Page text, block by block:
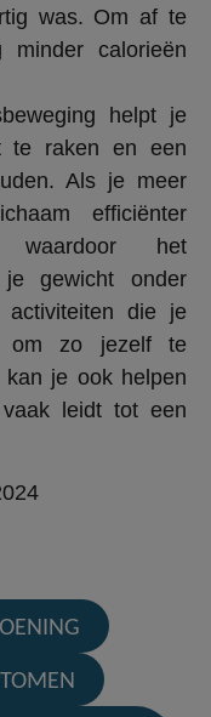
was. Om af te
calorieën
helpt je
te raken en een
Als je meer
efficiënter
waardoor het
gewicht onder
die je
om zo jezelf te
kan je ook helpen
leidt tot een